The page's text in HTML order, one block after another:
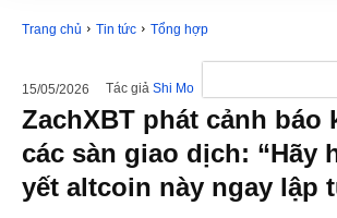
Trang chủ Tin tức Tổng hợp
15/05/2026 Tác giả Shi Mo
ZachXBT phát cảnh báo
các sàn giao dịch: “Hãy
yết altcoin này ngay lập